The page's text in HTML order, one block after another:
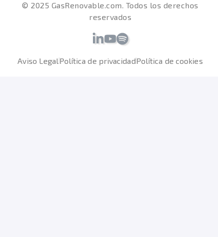
© 2025 GasRenovable.com. Todos los derechos
reservados
Aviso LegalPolítica de privacidadPolítica de cookies